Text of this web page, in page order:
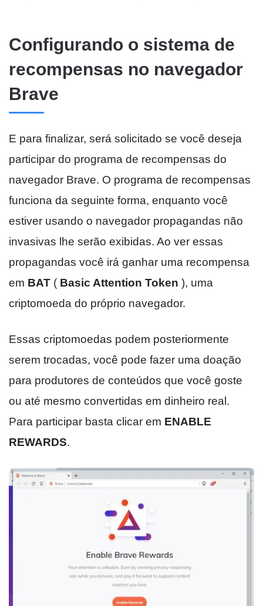
Configurando o sistema de
recompensas no navegador
Brave
E para finalizar, será solicitado se você deseja
participar do programa de recompensas do
navegador Brave. O programa de recompensas
funciona da seguinte forma, enquanto você
estiver usando o navegador propagandas não
invasivas lhe serão exibidas. Ao ver essas
propagandas você irá ganhar uma recompensa
em BAT ( Basic Attention Token ), uma
criptomoeda do próprio navegador.
Essas criptomoedas podem posteriormente
serem trocadas, você pode fazer uma doação
para produtores de conteúdos que você goste
ou até mesmo convertidas em dinheiro real.
Para participar basta clicar em ENABLE
REWARDS.